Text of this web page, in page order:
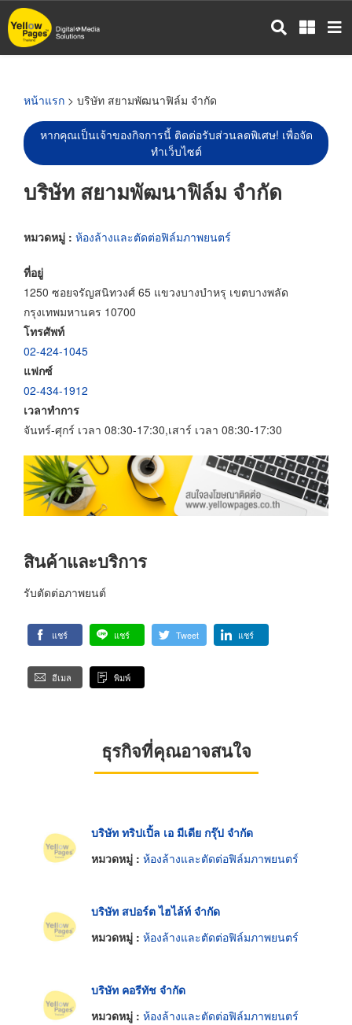
ข้าม
ไป
หน้าแรก > บริษัท สยามพัฒนาฟิล์ม จำกัด
หากคุณเป็นเจ้าของกิจการนี้ ติดต่อรับส่วนลดพิเศษ! เพื่อจัด
ทำเว็บไซต์
บริษัท สยามพัฒนาฟิล์ม จำกัด
หมวดหมู่ : ห้องล้างและตัดต่อฟิล์มภาพยนตร์
ที่อยู่
1250 ซอยจรัญสนิทวงศ์ 65 แขวงบางบำหรุ เขตบางพลัด
กรุงเทพมหานคร 10700
โทรศัพท์
02-424-1045
แฟกซ์
02-434-1912
เวลาทำการ
จันทร์-ศุกร์ เวลา 08:30-17:30,เสาร์ เวลา 08:30-17:30
สินค้าและบริการ
รับตัดต่อภาพยนต์
แชร์ แชร์ Tweet แชร์
อีเมล พิมพ์
ธุรกิจที่คุณอาจสนใจ
บริษัท ทริปเปิ้ล เอ มีเดีย กรุ๊ป จำกัด
หมวดหมู่ : ห้องล้างและตัดต่อฟิล์มภาพยนตร์
บริษัท สปอร์ต ไฮไล้ท์ จำกัด
หมวดหมู่ : ห้องล้างและตัดต่อฟิล์มภาพยนตร์
บริษัท คอรีทัช จำกัด
หมวดหมู่ : ห้องล้างและตัดต่อฟิล์มภาพยนตร์